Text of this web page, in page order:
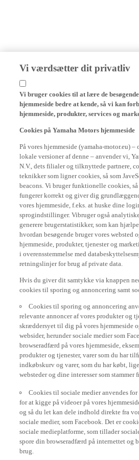
Vi værdsætter dit privatliv
Vi bruger cookies til at lære de
hjemmeside bedre at kende, så vi kan
hjemmeside, produkter, services og
Cookies på Yamaha Motors hjemmeside
På vores hjemmeside (yamaha-motor.eu) –
lokale versioner af denne – anvender vi,
N.V., dets filialer og tilknyttede partnere,
teknikker som ligner cookies, så som
beacons. Vi bruger funktionelle cookies,
fungerer korrekt og giver dig
vores hjemmeside, f.eks. at huske dine
sprogindstillinger. Vibruger også
generere brugerstatistikker, som kan hjælpe
hvordan besøgende bruger vores websted
hjemmeside, produkter, tjenester og
i overensstemmelse med
retningslinjer for brug af private data.
Hvis du giver dit samtykke via knappen
cookies til sporing og annoncering samt
Cookies til sporing og annoncering
relevante annoncer af vores produkter og
skræddersyet til dig på vores hjemmeside
websider, herunder sociale medier som
browseradfærd på vores hjemmeside,
produkter og tjenester, varer som du har
indkøbskurv og varer, som du har købt,
websteder og dine interesser som stammer
Cookies til sociale medier anvendes
for at kigge på videoer på vores
og så du let kan dele indhold direkte fra
sociale medier, som Facebook. Det er
sociale medieplatforme, som tillader
spore din browseradfærd på internettet og
brug.